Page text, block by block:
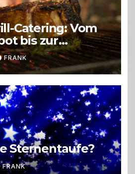
Catering: Vom
bis zur
Events,
und
FRANK
Sternentaufe?
FRANK